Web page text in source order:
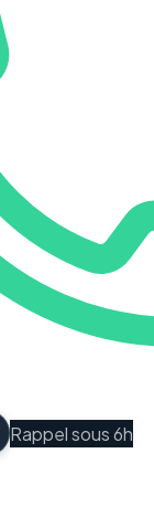
Rappel sous 6h